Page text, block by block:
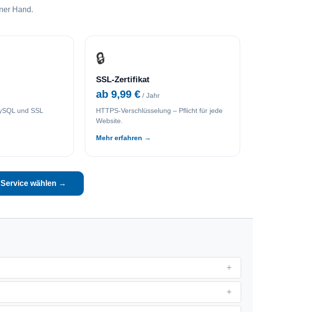
Hand.
und SSL
🔒
SSL-Zertifikat
ab 9,99 € / Jahr
HTTPS-Verschlüsselung – Pflicht für jede
Website.
Mehr erfahren →
Service wählen →